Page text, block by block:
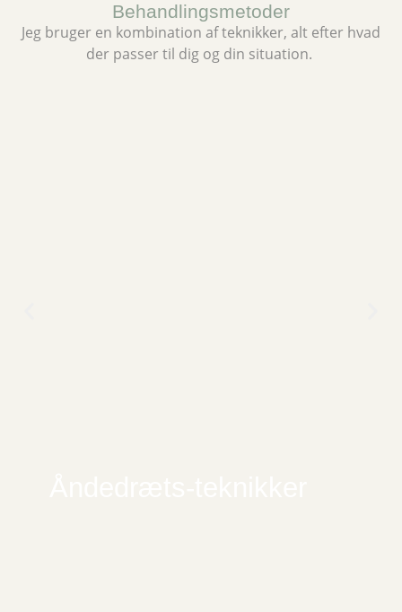
Behandlingsmetoder
Jeg bruger en kombination af teknikker, alt efter hvad
der passer til dig og din situation.